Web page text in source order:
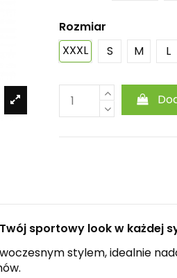
Rozmiar
XXXL
S M L
sportowy look w każdej
stylem, idealnie